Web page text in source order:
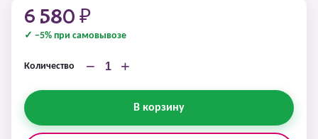
6 580 ₽
✓ −5% при самовывозе
Количество − +
В корзину